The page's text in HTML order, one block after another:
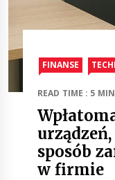
FINANSE
READ TIME : 5
sposób
w firmie